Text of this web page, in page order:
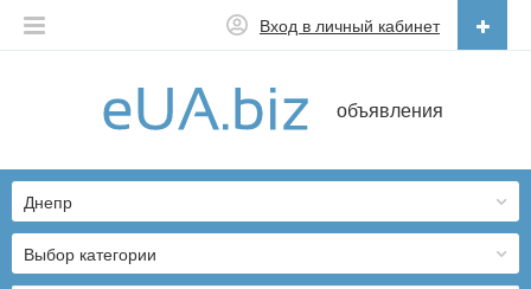
объявления
Вход в личный кабинет
Українська
Выбор категории
Днепр